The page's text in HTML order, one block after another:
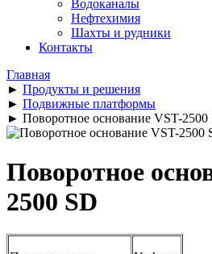
Водоканалы
Нефтехимия
Шахты и рудники
Контакты
Главная
► Продукты и решения
► Подвижные платформы
► Поворотное основание VST-2500
Поворотное
2500 SD